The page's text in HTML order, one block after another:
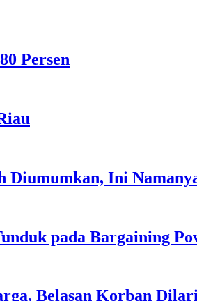
Persen
Diumumkan, Ini
pada Bargaining
Belasan Korban